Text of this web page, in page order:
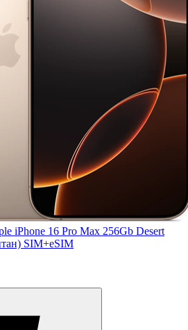
iPhone 16 Pro Max 256Gb Desert
SIM+eSIM